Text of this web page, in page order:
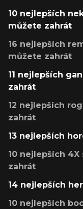
10 nejlepších
můžete zahrát
16 nejlepších
můžete zahrát
11 nejlepších
zahrát
12 nejlepších
zahrát
13 nejlepších
10 nejlepších
zahrát
14 nejlepších
10 nejlepších